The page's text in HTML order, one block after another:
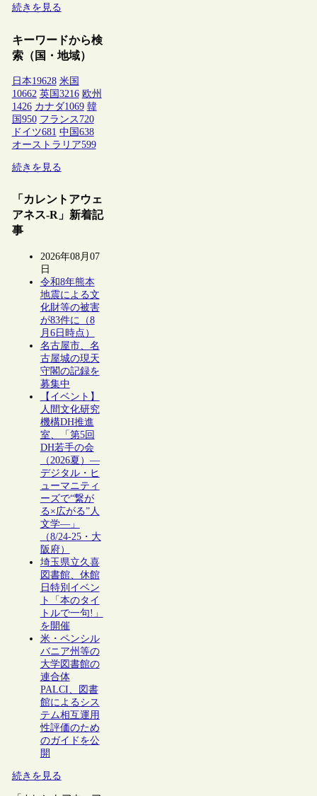
続きを見る
キーワードから検
索（国・地域）
日本19628 米国
10662 英国 3216 欧州
1426 カナダ1069 韓
国 950 フランス 720
ドイツ681 中国 638
オーストラリア599
続きを見る
「カレントアウェ
アネス-R」新着記
事
2026年08月07
日
令和8年熊本
地震による文
化財等の被害
が83件に（8
月6日時点）
名古屋市、名
古屋城の現天
守閣の記録を
募集中
【イベント】
人間文化研究
機構DH推進
室、「第5回
DH若手の会
（2026夏）―
デジタル・ヒ
ューマニティ
ーズで“繋が
る×広がる”人
文学―」
（8/24-25・大
阪府）
埼玉県立久喜
図書館、休館
日特別イベン
ト「本のタイ
トルで一句!」
を開催
米・ペンシル
バニア州等の
大学図書館の
連合体
PALCI、図書
館によるシス
テム相互運用
性評価のため
のガイドを公
開
続きを見る